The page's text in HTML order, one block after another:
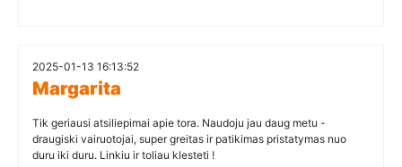
2025-01-13 16:13:52
Margarita
Tik geriausi atsiliepimai apie tora. Naudoju jau daug metu -
draugiski vairuotojai, super greitas ir patikimas pristatymas nuo
duru iki duru. Linkiu ir toliau klesteti !